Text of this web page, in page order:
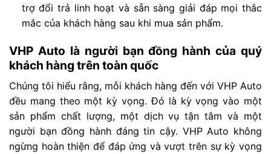
trợ đổi trả linh hoạt và sẵn sàng giải đáp mọi thắc
mắc của khách hàng sau khi mua sản phẩm.
VHP Auto là người bạn đồng hành của quý
khách hàng trên toàn quốc
Chúng tôi hiểu rằng, mỗi khách hàng đến với VHP Auto
đều mang theo một kỳ vọng. Đó là kỳ vọng vào một
sản phẩm chất lượng, một dịch vụ tận tâm và một
người bạn đồng hành đáng tin cậy. VHP Auto không
ngừng hoàn thiện để đáp ứng và vượt trên sự kỳ vọng